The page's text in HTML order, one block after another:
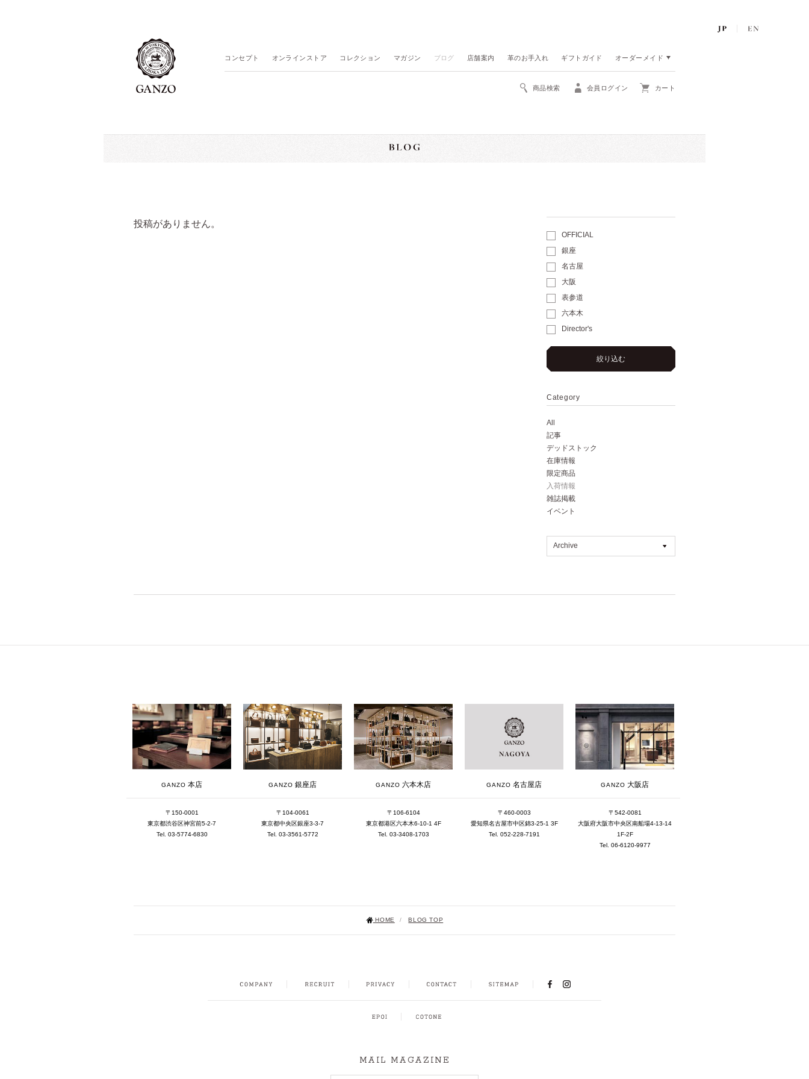
コンセプト オンラインストア コレクション マガジン ブログ 店舗案内 革のお手入れ ギフトガイド オーダーメイド
商品検索 会員ログイン カート
OFFICIAL
銀座
名古屋
大阪
表参道
六本木
Director's
絞り込む
Category
All
記事
デッドストック
在庫情報
限定商品
入荷情報
雑誌掲載
イベント
Archive
2026年4月 [7]
2025年12月 [2]
2025年11月 [6]
2025年10月 [8]
2025年9月 [8]
2025年1月 [1]
投稿がありません。
GANZO 本店
〒150-0001
東京都渋谷区神宮前5-2-7
Tel. 03-5774-6830
GANZO 銀座店
〒104-0061
東京都中央区銀座3-3-7
Tel. 03-3561-5772
GANZO 六本木店
〒106-6104
東京都港区六本木6-10-1 4F
Tel. 03-3408-1703
GANZO 名古屋店
〒460-0003
愛知県名古屋市中区錦3-25-1 3F
Tel. 052-228-7191
GANZO 大阪店
〒542-0081
大阪府大阪市中央区南船場4-13-14
1F-2F
Tel. 06-6120-9977
HOME / BLOG TOP
INSTAGRAM
MAIL MAGAZINE